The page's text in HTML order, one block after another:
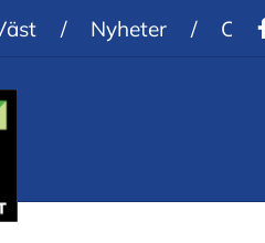
/ Nyheter /